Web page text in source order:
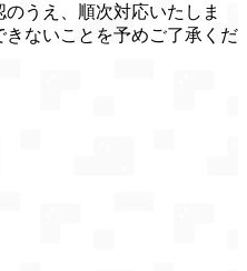
うえ、順次対応いたしま
ないことを予めご了承くだ